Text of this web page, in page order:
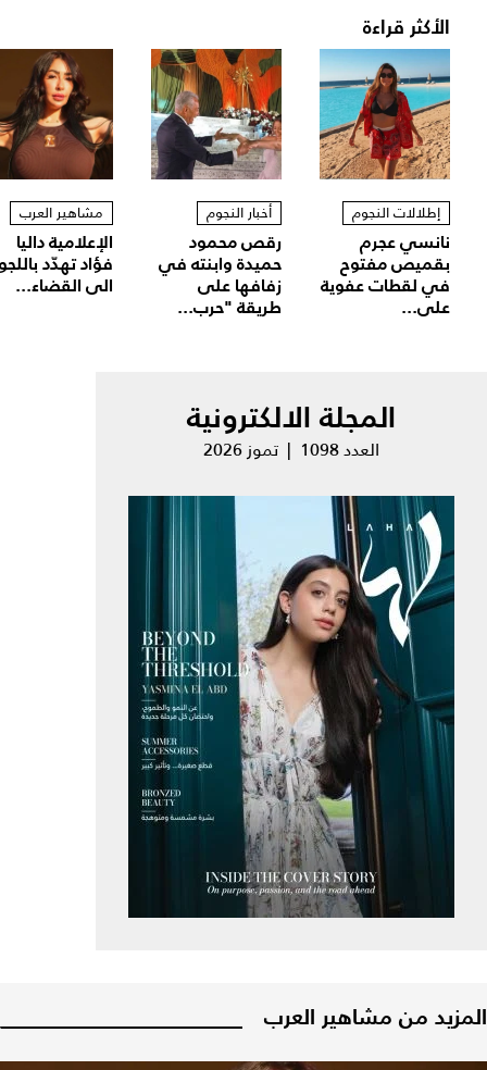
الأكثر قراءة
إطلالات النجوم
نانسي عجرم
بقميص مفتوح
في لقطات عفوية
على...
أخبار النجوم
رقص محمود
حميدة وابنته في
زفافها على
طريقة "حرب...
مشاهير العرب
الإعلامية داليا
فؤاد تهدّد
الى القضاء...
المجلة الالكترونية
العدد 1098 | تموز 2026
المزيد من مشاهير العرب